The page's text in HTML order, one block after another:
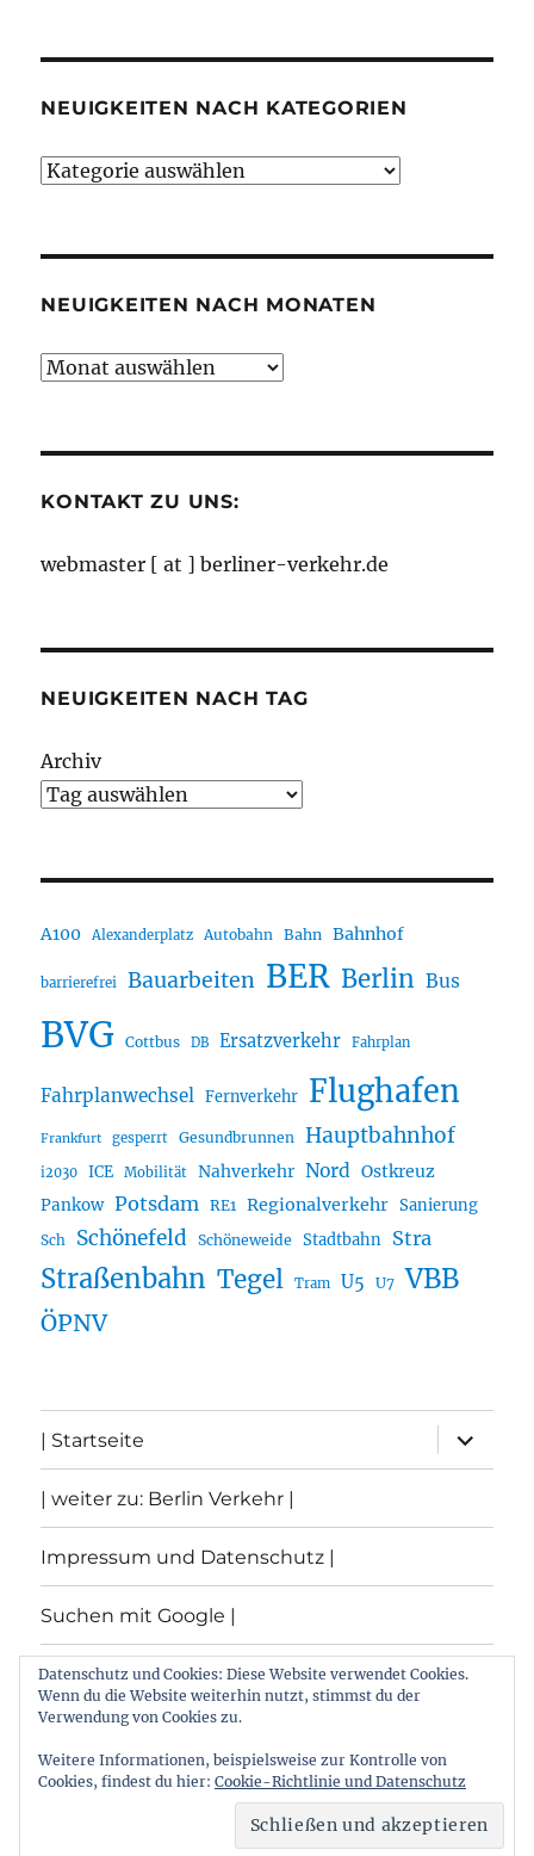
NEUIGKEITEN NACH KATEGORIEN
Neuigkeiten
NEUIGKEITEN NACH MONATEN
Neuigkeiten
KONTAKT ZU UNS:
webmaster [ at ] berliner-verkehr.de
NEUIGKEITEN NACH TAG
Archiv
A100 Alexanderplatz Autobahn Bahn Bahnhof
barrierefrei Bauarbeiten BER Berlin Bus
BVG Cottbus DB Ersatzverkehr Fahrplan
Fahrplanwechsel Fernverkehr Flughafen
Frankfurt gesperrt Gesundbrunnen Hauptbahnhof
i2030 ICE Mobilität Nahverkehr Nord Ostkreuz
Pankow Potsdam RE1 Regionalverkehr Sanierung
Sch Schönefeld Schöneweide Stadtbahn Stra
Straßenbahn Tegel Tram U5 U7 VBB
ÖPNV
| Startseite
öffnen
| weiter zu: Berlin Verkehr |
Impressum und Datenschutz |
Suchen mit Google |
Themen
Archiv von: Berlin:Verkehr
Stolz präsentiert von
Datenschutz und Cookies: Diese Website verwendet Cookies.
Wenn du die Website weiterhin nutzt, stimmst du der
Verwendung von Cookies zu.
Weitere Informationen, beispielsweise zur Kontrolle von
Cookies, findest du hier: Cookie-Richtlinie und Datenschutz